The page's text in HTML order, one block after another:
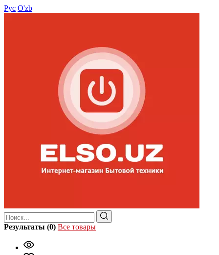
Рус O'zb
Результаты (0) Все товары